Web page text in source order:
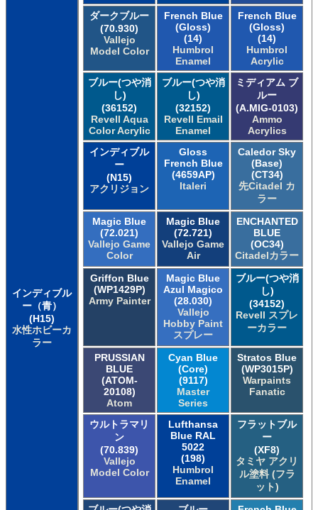
インディブル
ー（青）
(H15)
水性ホビーカ
ラー
ダークブルー
(70.930)
Vallejo
Model Color
French Blue
(Gloss)
(14)
Humbrol
Enamel
French Blue
(Gloss)
(14)
Humbrol
Acrylic
ブルー(つや消
し)
(36152)
Revell Aqua
Color Acrylic
ブルー(つや消
し)
(32152)
Revell Email
Enamel
ミディアム ブ
ルー
(A.MIG-0103)
Ammo
Acrylics
インディブル
ー
(N15)
アクリジョン
Gloss
French Blue
(4659AP)
Italeri
Caledor Sky
(Base)
(CT34)
先Citadel カ
ラー
Magic Blue
(72.021)
Vallejo Game
Color
Magic Blue
(72.721)
Vallejo Game
Air
ENCHANTED
BLUE
(OC34)
Citadelカラー
Griffon Blue
(WP1429P)
Army Painter
Magic Blue
Azul Magico
(28.030)
Vallejo
Hobby Paint
スプレー
ブルー(つや消
し)
(34152)
Revell スプレ
ーカラー
PRUSSIAN
BLUE
(ATOM-
20108)
Atom
Cyan Blue
(Core)
(9117)
Master
Series
Stratos Blue
(WP3015P)
Warpaints
Fanatic
ウルトラマリ
ン
(70.839)
Vallejo
Model Color
Lufthansa
Blue RAL
5022
(198)
Humbrol
Enamel
フラットブル
ー
(XF8)
タミヤ アクリ
ル塗料 (フラ
ット)